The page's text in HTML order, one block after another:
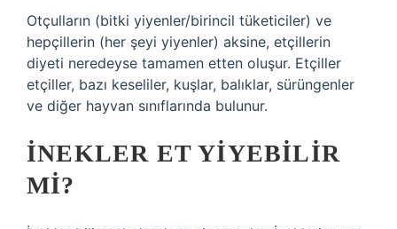
Otçulların (bitki yiyenler/birincil tüketiciler) ve
hepçillerin (her şeyi yiyenler) aksine, etçillerin
diyeti neredeyse tamamen etten oluşur. Etçiller
etçiller, bazı keseliler, kuşlar, balıklar, sürüngenler
ve diğer hayvan sınıflarında bulunur.
İNEKLER ET YIYEBILIR
MI?